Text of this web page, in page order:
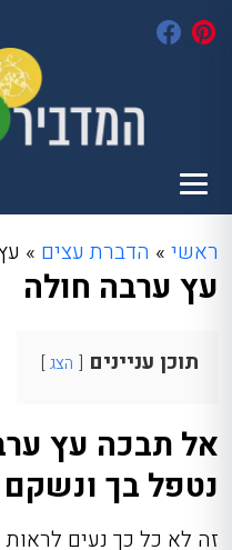
ראשי » הדברת עצים »
עץ ערבה חולה
תוכן עניינים הצג
אל תבכה עץ
נטפל בך
זה לא כל כך נעים